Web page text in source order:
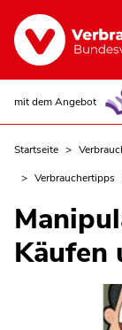
mit dem Angebot
Startseite
Verbrauchertipps
Käufen